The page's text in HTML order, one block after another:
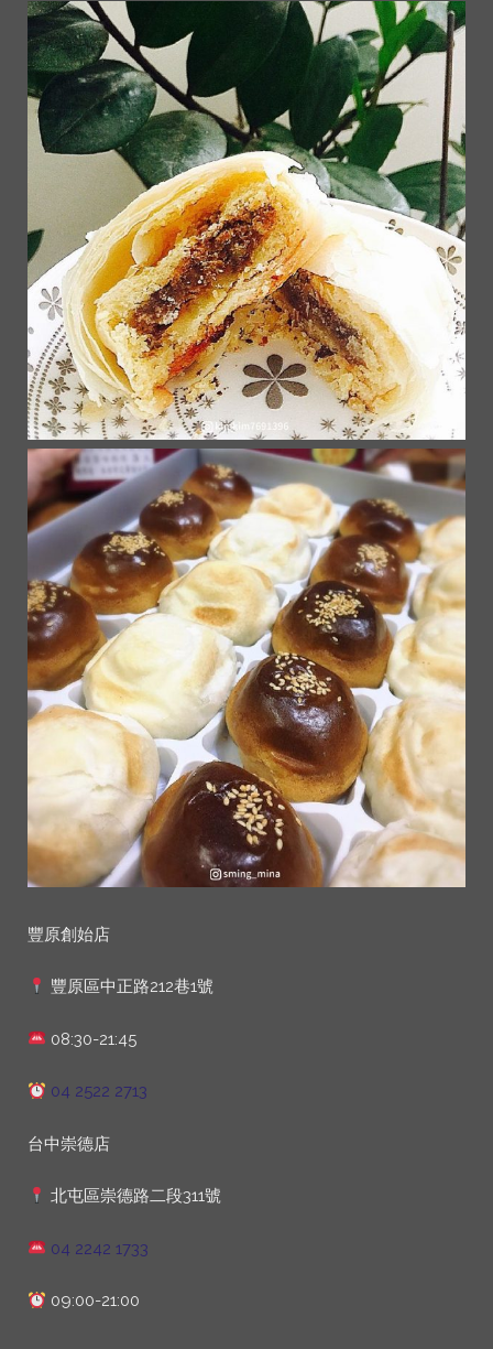
豐原創始店
豐原區中正路212巷1號
08:30-21:45
04 2522 2713
台中崇德店
北屯區崇德路二段311號
04 2242 1733
09:00-21:00